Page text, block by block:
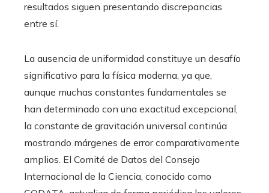
resultados siguen presentando discrepancias
entre sí.
La ausencia de uniformidad constituye un desafío
significativo para la física moderna, ya que,
aunque muchas constantes fundamentales se
han determinado con una exactitud excepcional,
la constante de gravitación universal continúa
mostrando márgenes de error comparativamente
amplios. El Comité de Datos del Consejo
Internacional de la Ciencia, conocido como